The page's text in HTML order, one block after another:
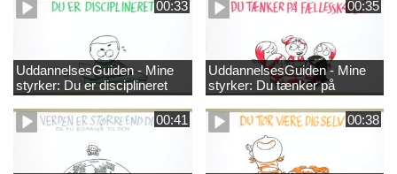
00:33
UddannelsesGuiden - Mine
styrker: Du er disciplineret
00:35
UddannelsesGuiden - Mine
styrker: Du tænker på
fællesskabet
00:41
00:38